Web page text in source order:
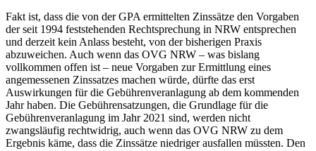
Fakt ist, dass die von der GPA ermittelten Zinssätze den Vorgaben
der seit 1994 feststehenden Rechtsprechung in NRW entsprechen
und derzeit kein Anlass besteht, von der bisherigen Praxis
abzuweichen. Auch wenn das OVG NRW – was bislang
vollkommen offen ist – neue Vorgaben zur Ermittlung eines
angemessenen Zinssatzes machen würde, dürfte das erst
Auswirkungen für die Gebührenveranlagung ab dem kommenden
Jahr haben. Die Gebührensatzungen, die Grundlage für die
Gebührenveranlagung im Jahr 2021 sind, werden nicht
zwangsläufig rechtwidrig, auch wenn das OVG NRW zu dem
Ergebnis käme, dass die Zinssätze niedriger ausfallen müssten. Den